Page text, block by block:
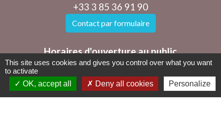
+33 3 85 36 91 90
Contact par formulaire
Horaires d'ouverture au public
Les mercredis et vendredis de 8h à 12h
mairie@charbonnieres71.fr
This site uses cookies and gives you control over what you want
to activate
OK, accept all
Deny all cookies Personalize